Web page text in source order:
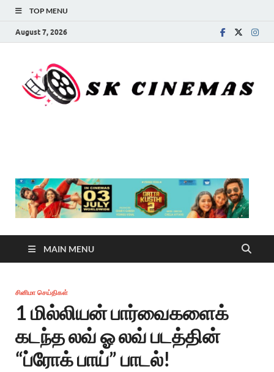
TOP MENU
August 7, 2026
MAIN MENU
சினிமா செய்திகள்
1 மில்லியன் பார்வைகளைக்
கடந்த லவ் ஓ லவ் படத்தின்
“ப்ரோக் பாய்” பாடல்!